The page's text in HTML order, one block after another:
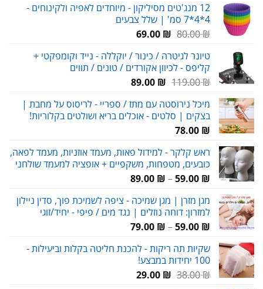
12 מנג'טים מסיליקון - מיוחדים לאפיה ולקינוחים -
4*4*7 סמ' | שלל צבעים
80.00₪
המחיר
היה:
80.00 ₪.
69.00 ₪
המחיר
הוא:
69.00 ₪.
טיונר לגיטרה / כינור / יוקללה - נייד וקומפקטי +
קליפס - לכיוון אקורדים / טונים / תווים
119.00₪
המחיר
היה:
119.00 ₪.
89.00 ₪
המחיר
הוא:
89.00 ₪.
מיכל נירוסטה עם מתז / ספריי - לריסוס על מחבת |
בצקים | סלטים - אוכלים בריא ושולטים בקלוריות!
78.00 ₪
ראש קלקר - למידול פאות, מעמד אוזניות, מעמד לפאה,
כובעים, מטפחות, משקפיים + אופציה למעמד שולחני
59.00 ₪
–
89.00 ₪
טווח
עד
מגן מזרן | מגן שמיכה - ציפה לשמיכת פוך, סדין ניילון
למזרון: דוחה נוזלים | נגד מים / פיפי - יחיד/זוגי
59.00 ₪
–
79.00 ₪
טווח
שקיות תה ריקות - להכנת חליטה בקלות וביעילות -
100 יחידות במבצע!
38.00₪
המחיר29.00 ₪
המחיר